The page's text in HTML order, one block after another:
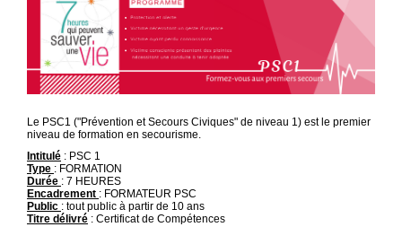
Le PSC1 ("Prévention et Secours Civiques" de niveau 1) est le premier
niveau de formation en secourisme.
Intitulé : PSC 1
Type : FORMATION
Durée : 7 HEURES
Encadrement : FORMATEUR PSC
Public : tout public à partir de 10 ans
Titre délivré : Certificat de Compétences